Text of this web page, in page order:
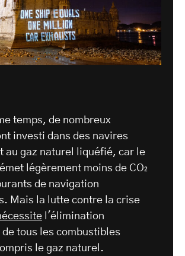
temps, de nombreux
investi dans des navires
au gaz naturel liquéfié, car le
légèrement moins de CO₂
de navigation
Mais la lutte contre la crise
l'élimination
tous les combustibles
le gaz naturel.